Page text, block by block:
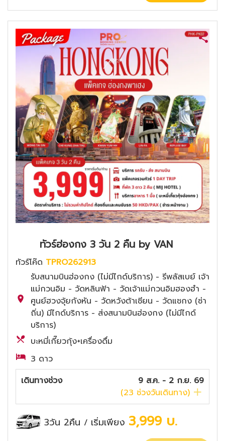
ทัวร์ฮ่องกง 3 วัน 2 คืน by VAN
ทัวร์โค๊ด TPRO262913
รับสนามบินฮ่องกง (ไม่มีไกด์บริการ) - รีพลัสเบย์ เจ้า
แม่กวนอิม - วัดหลินฟ้า - วัดเจ้าแม่กวนอิมฮองฮำ -
ศูนย์ฮวงจุ้ยกังหัน - วัดหวังต้าเซียน - วัดแชกง (ซ่า
ถิ่น) มีไกด์บริการ - ส่งสนามบินฮ่องกง (ไม่มีไกด์
บริการ)
บะหมี่เกี๊ยวกุ้ง+เครื่องดื่ม
3 ดาว
เดินทางช่วง
9 ส.ค. - 2 ก.ย. 69
(23 ช่วงวันเดินทาง)
3วัน 2คืน / เริ่มเพียง 3,999 บ.